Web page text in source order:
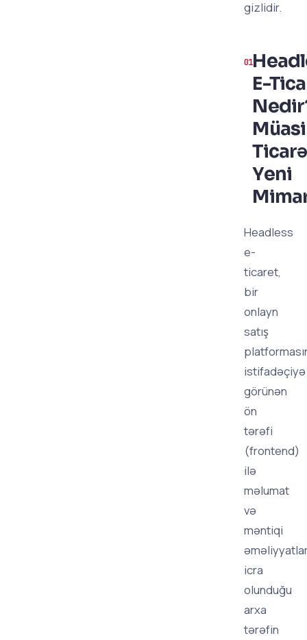
gizlidir.
E-
Yeni
Headless
e-
ticaret,
bir
onlayn
satış
istifadəçiyə
görünən
ön
tərəfi
(frontend)
ilə
məlumat
və
məntiqi
icra
olunduğu
arxa
tərəfin